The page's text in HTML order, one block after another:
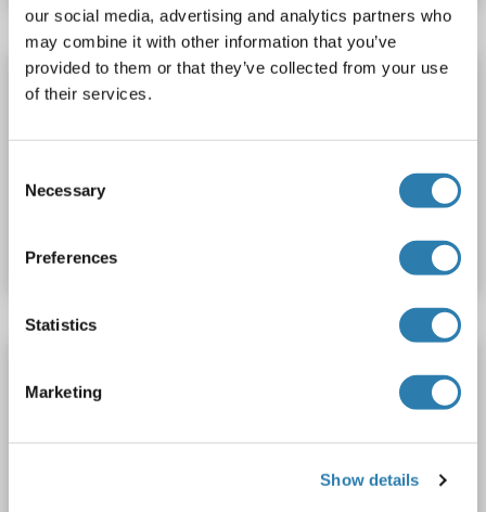
our social media, advertising and analytics partners who
may combine it with other information that you’ve
provided to them or that they’ve collected from your use
of their services.
Selection
Necessary
Preferences
Statistics
Marketing
Show details
TACO1 Antikörper (AA 50-77)
Polyclonal
unconjugated
Produktnummer ABIN2592161
CCDC44 Reaktivität: Human
Wirt: Kaninchen